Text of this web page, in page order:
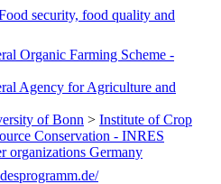
security, food quality and
Organic Farming Scheme -
Agency for Agriculture and
of Bonn > Institute of Crop
Conservation - INRES
organizations Germany